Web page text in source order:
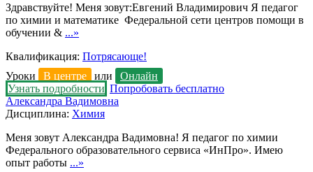
Здравствуйте! Меня зовут:Евгений Владимирович Я педагог
по химии и математике Федеральной сети центров помощи в
обучении & ...»
Квалификация: Потрясающе!
Уроки
В центре или
Онлайн
Узнать подробности Попробовать бесплатно
Александра Вадимовна
Дисциплина: Химия
Меня зовут Александра Вадимовна! Я педагог по химии
Федерального образовательного сервиса «ИнПро». Имею
опыт работы ...»